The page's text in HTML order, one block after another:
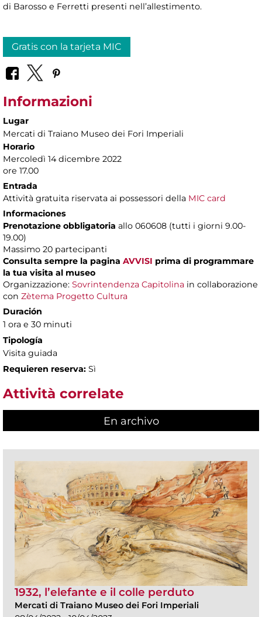
di Barosso e Ferretti presenti nell’allestimento.
Gratis con la tarjeta MIC
Informazioni
Lugar
Mercati di Traiano Museo dei Fori Imperiali
Horario
Mercoledì 14 dicembre 2022
ore 17.00
Entrada
Attività gratuita riservata ai possessori della MIC card
Informaciones
Prenotazione obbligatoria allo 060608 (tutti i giorni 9.00-
19.00)
Massimo 20 partecipanti
Consulta sempre la pagina AVVISI prima di programmare
la tua visita al museo
Organizzazione: Sovrintendenza Capitolina in collaborazione
con Zètema Progetto Cultura
Duración
1 ora e 30 minuti
Tipología
Visita guiada
Requieren reserva: Sì
Attività correlate
En archivo
1932, l’elefante e il colle perduto
Mercati di Traiano Museo dei Fori Imperiali